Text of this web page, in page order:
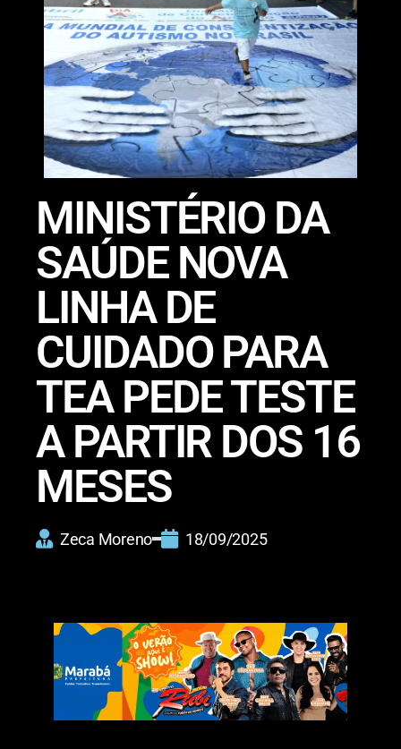
MINISTÉRIO DA
SAÚDE NOVA
LINHA DE
CUIDADO PARA
TEA PEDE TESTE
A PARTIR DOS 16
MESES
Zeca Moreno 18/09/2025